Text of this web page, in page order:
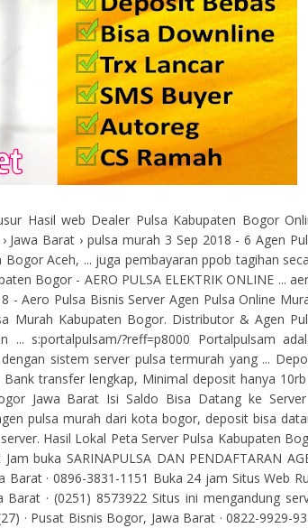
Hasil web Dealer Pulsa Kabupaten Bogor
Jawa Barat › pulsa murah 3 Sep 2018 - 6 Agen
Aceh, ... juga pembayaran ppob tagihan
Bogor - AERO PULSA ELEKTRIK ONLINE ...
- Aero Pulsa Bisnis Server Agen Pulsa Online
Murah Kabupaten Bogor. Distributor & Agen
s:portalpulsam/?reff=p8000 Portalpulsam
sistem server pulsa termurah yang ...
transfer lengkap, Minimal deposit hanya 10rb
Jawa Barat Isi Saldo Bisa Datang ke Server
pulsa murah dari kota bogor, deposit bisa
Hasil Lokal Peta Server Pulsa Kabupaten
buka SARINAPULSA DAN PENDAFTARAN
Barat · 0896-3831-1151 Buka 24 jam Situs Web
· (0251) 8573922 Situs ini mengandung
· Pusat Bisnis Bogor, Jawa Barat · 0822-9929-